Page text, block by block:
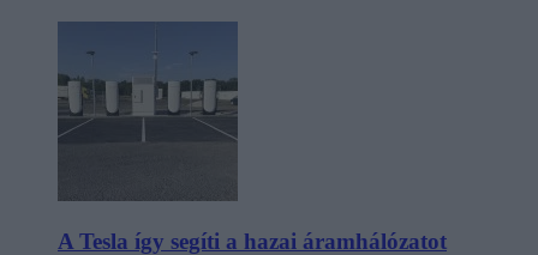
A Tesla így segíti a hazai áramhálózatot